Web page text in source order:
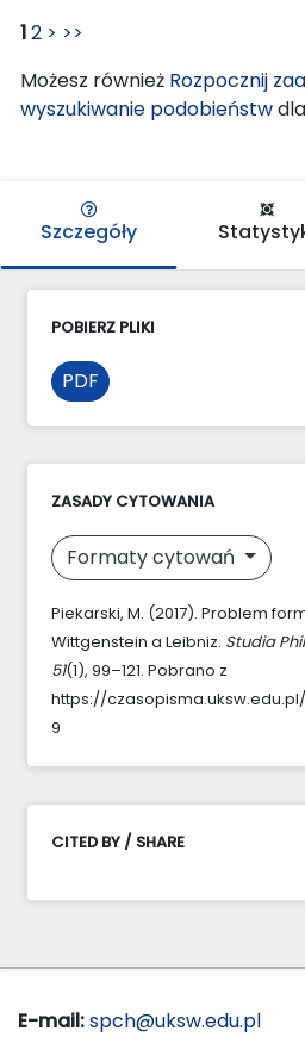
12 > >>
Możesz również Rozpocznij
wyszukiwanie podobieństw
Szczegóły
POBIERZ PLIKI
PDF
ZASADY CYTOWANIA
Formaty cytowań
Piekarski, M. (2017). Problem
Wittgenstein a Leibniz. Studia
51(1), 99–121. Pobrano z
https://
9
CITED BY / SHARE
E-mail:spch@uksw.edu.pl